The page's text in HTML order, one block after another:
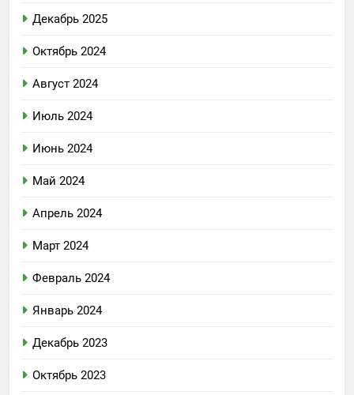
Декабрь 2025
Октябрь 2024
Август 2024
Июль 2024
Июнь 2024
Май 2024
Апрель 2024
Март 2024
Февраль 2024
Январь 2024
Декабрь 2023
Октябрь 2023